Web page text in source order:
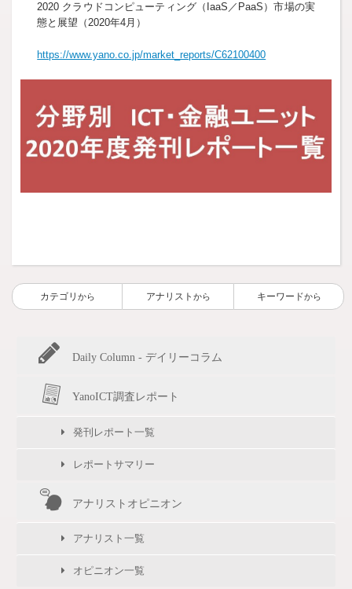
2020 クラウドコンピューティング（IaaS／PaaS）市場の実
態と展望（2020年4月）
https://www.yano.co.jp/market_reports/C62100400
カテゴリ から アナリスト から キーワードから
Daily Column - デイリーコラム
YanoICT調査レポート
発刊レポート一覧
レポートサマリー
アナリストオピニオン
アナリスト一覧
オピニオン一覧